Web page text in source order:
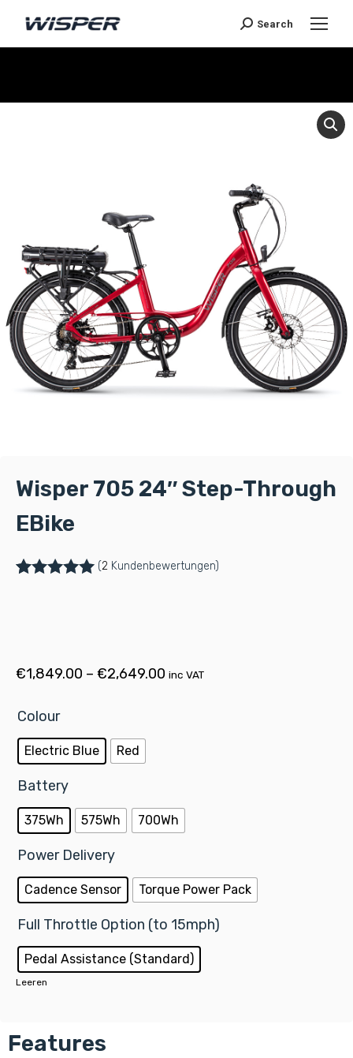
Search
Wisper 705 24″ Step-Through
EBike
(2Kundenbewertungen)
€1,849.00 – €2,649.00 inc VAT
Colour
Electric Blue Red
Battery
375Wh 575Wh 700Wh
Power Delivery
Cadence Sensor Torque Power Pack
Full Throttle Option (to 15mph)
Pedal Assistance (Standard)
Leeren
Features